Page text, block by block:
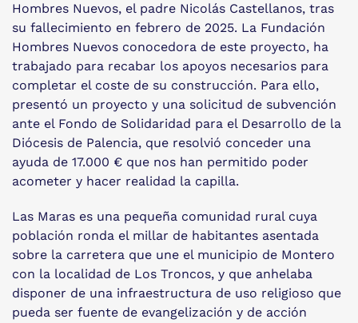
Hombres Nuevos, el padre Nicolás Castellanos, tras
su fallecimiento en febrero de 2025. La Fundación
Hombres Nuevos conocedora de este proyecto, ha
trabajado para recabar los apoyos necesarios para
completar el coste de su construcción. Para ello,
presentó un proyecto y una solicitud de subvención
ante el Fondo de Solidaridad para el Desarrollo de la
Diócesis de Palencia, que resolvió conceder una
ayuda de 17.000 € que nos han permitido poder
acometer y hacer realidad la capilla.
Las Maras es una pequeña comunidad rural cuya
población ronda el millar de habitantes asentada
sobre la carretera que une el municipio de Montero
con la localidad de Los Troncos, y que anhelaba
disponer de una infraestructura de uso religioso que
pueda ser fuente de evangelización y de acción